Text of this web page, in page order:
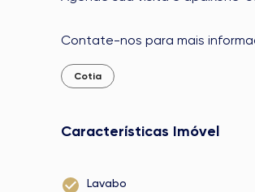
Contate-nos para mais
Cotia
Características Imóvel
Lavabo